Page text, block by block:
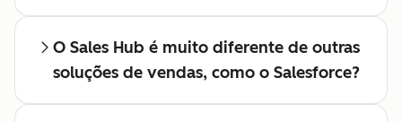
O Sales Hub é muito diferente de outras
soluções de vendas, como o Salesforce?